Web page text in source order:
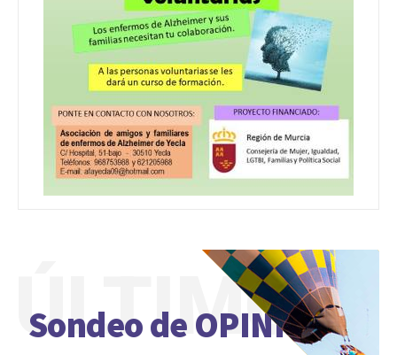
Sondeo de OPINIÓN
ÚLTIMO